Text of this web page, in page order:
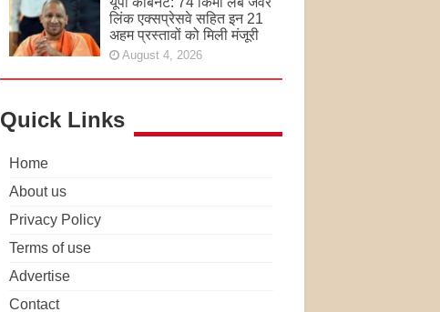
लिंक एक्सप्रेसवे सहित इन 21
अहम प्रस्तावों को मिली मंजूरी
August 4, 2026
Quick Links
Home
About us
Privacy Policy
Terms of use
Advertise
Contact